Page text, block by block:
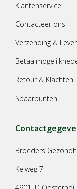
Klantenservice
Contacteer ons
Verzending &
Retour & Klachten
Spaarpunten
Broeders
Keiweg 7